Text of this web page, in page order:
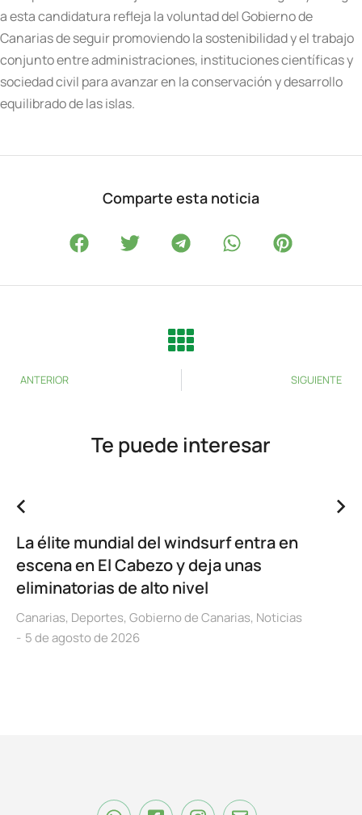
a esta candidatura refleja la voluntad del Gobierno de
Canarias de seguir promoviendo la sostenibilidad y el trabajo
conjunto entre administraciones, instituciones científicas y
sociedad civil para avanzar en la conservación y desarrollo
equilibrado de las islas.
Comparte esta noticia
ANTERIOR SIGUIENTE
Te puede interesar
La élite mundial del windsurf entra en
escena en El Cabezo y deja unas
eliminatorias de alto nivel
Canarias, Deportes, Gobierno de Canarias, Noticias
5 de agosto de 2026